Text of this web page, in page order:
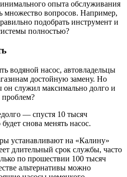
опыта обслуживания
вопросов. Например,
подобрать инструмент и
полностью?
водяной насос, автовладельцы
достойную замену. Но
он служил максимально долго и
проблем?
— спустя 10 тысяч
снова менять насос.
устанавливают на «Калину»
длительный срок службы, часто
по прошествии 100 тысяч
альтернативы можно